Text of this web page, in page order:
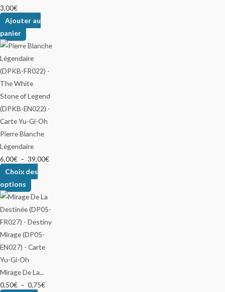
3,00€
Ajouter au
panier
Pierre Blanche
Légendaire
6,00€ – 39,00€
Choix des
options
Mirage De La...
0,50€ – 0,75€